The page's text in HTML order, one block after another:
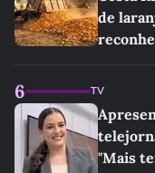
de
6 TV
"Mais